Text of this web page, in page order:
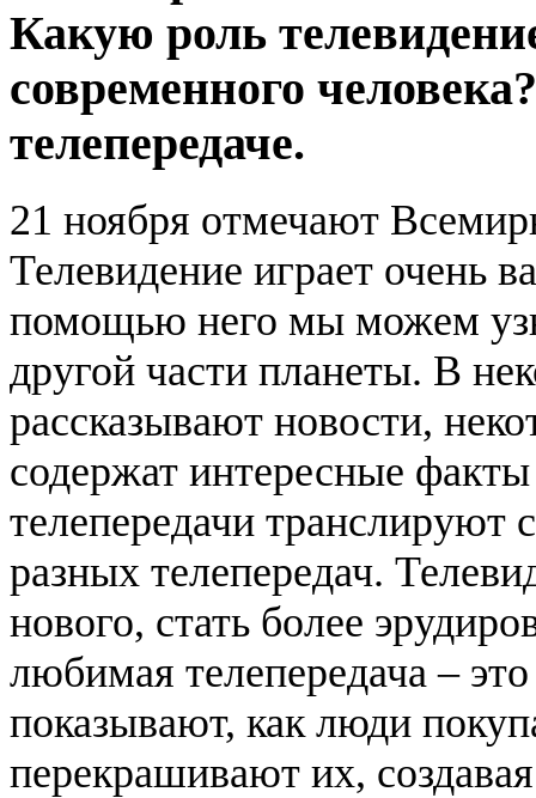
Какую роль
современного
телепередаче.
21 ноября отмечают
Телевидение играет очень
помощью него мы можем
другой части планеты. В
рассказывают новости,
содержат интересные
телепередачи транслируют
разных телепередач.
нового, стать более
любимая телепередача –
показывают, как люди
перекрашивают их,